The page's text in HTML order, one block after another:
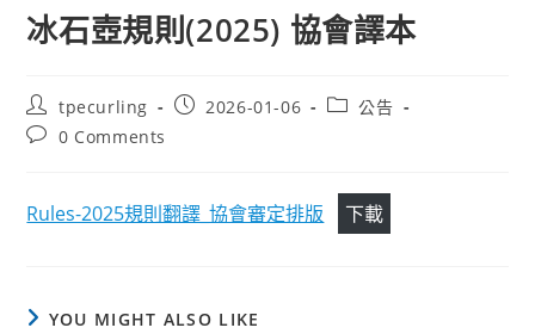
冰石壺規則(2025) 協會譯本
Post
author:
tpecurling
Post2026-01-06
Post公告
Post0 Comments
Rules-2025規則翻譯_協會審定排版 下載
YOU MIGHT ALSO LIKE